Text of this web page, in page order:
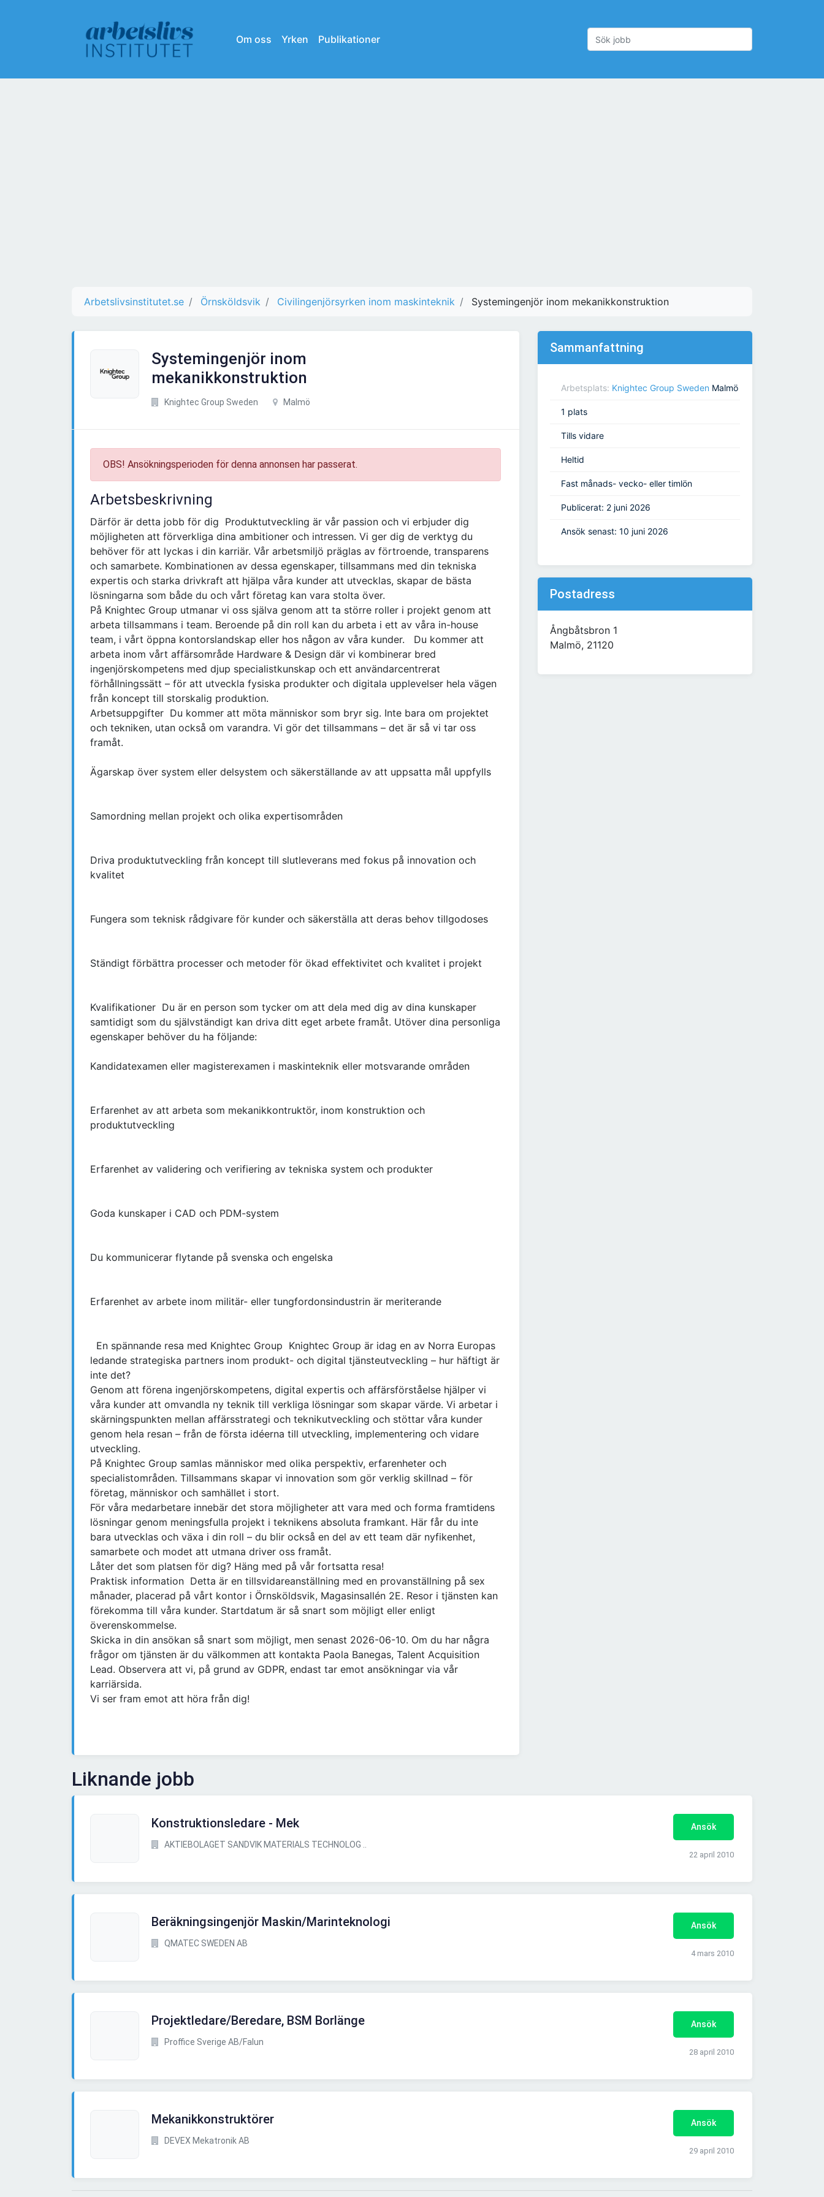
Om oss Yrken Publikationer
Arbetslivsinstitutet.se Örnsköldsvik Civilingenjörsyrken inom maskinteknik Systemingenjör inom mekanikkonstruktion
Systemingenjör inom
mekanikkonstruktion
Knightec Group Sweden Malmö
OBS! Ansökningsperioden för denna annonsen har passerat.
Arbetsbeskrivning
Därför är detta jobb för dig Produktutveckling är vår passion och vi erbjuder dig
möjligheten att förverkliga dina ambitioner och intressen. Vi ger dig de verktyg du
behöver för att lyckas i din karriär. Vår arbetsmiljö präglas av förtroende, transparens
och samarbete. Kombinationen av dessa egenskaper, tillsammans med din tekniska
expertis och starka drivkraft att hjälpa våra kunder att utvecklas, skapar de bästa
lösningarna som både du och vårt företag kan vara stolta över.
På Knightec Group utmanar vi oss själva genom att ta större roller i projekt genom att
arbeta tillsammans i team. Beroende på din roll kan du arbeta i ett av våra in-house
team, i vårt öppna kontorslandskap eller hos någon av våra kunder. Du kommer att
arbeta inom vårt affärsområde Hardware & Design där vi kombinerar bred
ingenjörskompetens med djup specialistkunskap och ett användarcentrerat
förhållningssätt – för att utveckla fysiska produkter och digitala upplevelser hela vägen
från koncept till storskalig produktion.
Arbetsuppgifter Du kommer att möta människor som bryr sig. Inte bara om projektet
och tekniken, utan också om varandra. Vi gör det tillsammans – det är så vi tar oss
framåt.
Ägarskap över system eller delsystem och säkerställande av att uppsatta mål uppfylls
Samordning mellan projekt och olika expertisområden
Driva produktutveckling från koncept till slutleverans med fokus på innovation och
kvalitet
Fungera som teknisk rådgivare för kunder och säkerställa att deras behov tillgodoses
Ständigt förbättra processer och metoder för ökad effektivitet och kvalitet i projekt
Kvalifikationer Du är en person som tycker om att dela med dig av dina kunskaper
samtidigt som du självständigt kan driva ditt eget arbete framåt. Utöver dina personliga
egenskaper behöver du ha följande:
Kandidatexamen eller magisterexamen i maskinteknik eller motsvarande områden
Erfarenhet av att arbeta som mekanikkontruktör, inom konstruktion och
produktutveckling
Erfarenhet av validering och verifiering av tekniska system och produkter
Goda kunskaper i CAD och PDM-system
Du kommunicerar flytande på svenska och engelska
Erfarenhet av arbete inom militär- eller tungfordonsindustrin är meriterande
En spännande resa med Knightec Group Knightec Group är idag en av Norra Europas
ledande strategiska partners inom produkt- och digital tjänsteutveckling – hur häftigt är
inte det?
Genom att förena ingenjörskompetens, digital expertis och affärsförståelse hjälper vi
våra kunder att omvandla ny teknik till verkliga lösningar som skapar värde. Vi arbetar i
skärningspunkten mellan affärsstrategi och teknikutveckling och stöttar våra kunder
genom hela resan – från de första idéerna till utveckling, implementering och vidare
utveckling.
På Knightec Group samlas människor med olika perspektiv, erfarenheter och
specialistområden. Tillsammans skapar vi innovation som gör verklig skillnad – för
företag, människor och samhället i stort.
För våra medarbetare innebär det stora möjligheter att vara med och forma framtidens
lösningar genom meningsfulla projekt i teknikens absoluta framkant. Här får du inte
bara utvecklas och växa i din roll – du blir också en del av ett team där nyfikenhet,
samarbete och modet att utmana driver oss framåt.
Låter det som platsen för dig? Häng med på vår fortsatta resa!
Praktisk information Detta är en tillsvidareanställning med en provanställning på sex
månader, placerad på vårt kontor i Örnsköldsvik, Magasinsallén 2E. Resor i tjänsten kan
förekomma till våra kunder. Startdatum är så snart som möjligt eller enligt
överenskommelse.
Skicka in din ansökan så snart som möjligt, men senast 2026-06-10. Om du har några
frågor om tjänsten är du välkommen att kontakta Paola Banegas, Talent Acquisition
Lead. Observera att vi, på grund av GDPR, endast tar emot ansökningar via vår
karriärsida.
Vi ser fram emot att höra från dig!
Sammanfattning
Arbetsplats: Knightec Group Sweden Malmö
1 plats
Tills vidare
Heltid
Fast månads- vecko- eller timlön
Publicerat: 2 juni 2026
Ansök senast: 10 juni 2026
Postadress
Ångbåtsbron 1
Malmö, 21120
Liknande jobb
Konstruktionsledare - Mek
AKTIEBOLAGET SANDVIK MATERIALS TECHNOLOG ..
Ansök
22 april 2010
Beräkningsingenjör Maskin/Marinteknologi
QMATEC SWEDEN AB
Ansök
4 mars 2010
Projektledare/Beredare, BSM Borlänge
Proffice Sverige AB/Falun
Ansök
28 april 2010
Mekanikkonstruktörer
DEVEX Mekatronik AB
Ansök
29 april 2010